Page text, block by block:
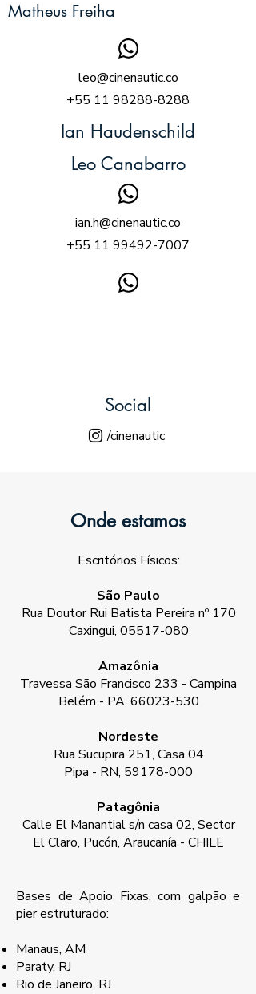
Matheus Freiha
leo@cinenautic.co
+55 11 98288-8288
Ian Haudenschild
Leo Canabarro
ian.h@cinenautic.co
+55 11 99492-7007
Social
/cinenautic
Onde estamos
Escritórios Físicos:
São Paulo
Rua Doutor Rui Batista Pereira nº 170
Caxingui, 05517-080
Amazônia
Travessa São Francisco 233 - Campina
Belém - PA, 66023-530
Nordeste
Rua Sucupira 251, Casa 04
Pipa - RN, 59178-000
Patagônia
Calle El Manantial s/n casa 02, Sector
El Claro, Pucón, Araucanía - CHILE
Bases de Apoio Fixas, com galpão e
pier estruturado:
Manaus, AM
Paraty, RJ
Rio de Janeiro, RJ